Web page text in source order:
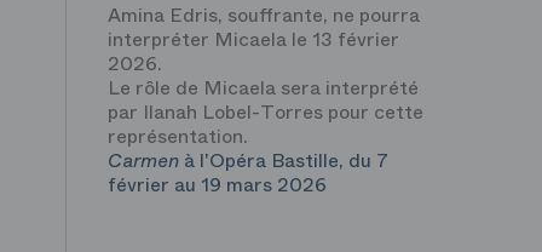
Amina Edris, souffrante, ne pourra
interpréter Micaela le 13 février
2026.
Le rôle de Micaela sera interprété
par Ilanah Lobel-Torres pour cette
représentation.
Carmenà l'Opéra Bastille, du 7
février au 19 mars 2026